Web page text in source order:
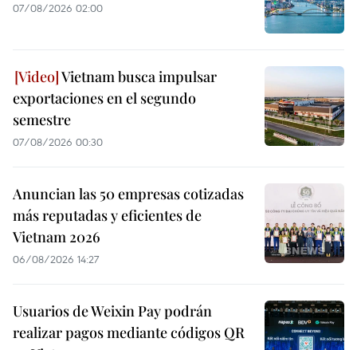
07/08/2026 02:00
Vietnam busca impulsar
exportaciones en el segundo
semestre
07/08/2026 00:30
Anuncian las 50 empresas cotizadas
más reputadas y eficientes de
Vietnam 2026
06/08/2026 14:27
Usuarios de Weixin Pay podrán
realizar pagos mediante códigos QR